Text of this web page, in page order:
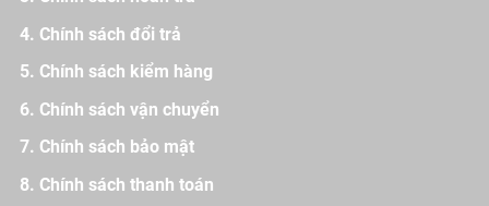
Chính sách đổi trả
Chính sách kiểm hàng
Chính sách vận chuyển
Chính sách bảo mật
Chính sách thanh toán